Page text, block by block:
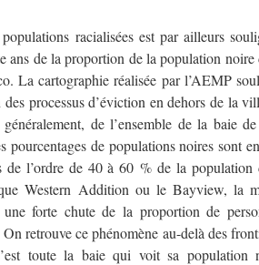
racialisées est par ailleurs
ans de la proportion de la population noire
La cartographie réalisée par l’AEMP
processus d’éviction en dehors de la
de l’ensemble de la baie
pourcentages de populations noires sont
de l’ordre de 40 à 60 % de la population
Western Addition ou le Bayview, la
forte chute de la proportion de
retrouve ce phénomène au-delà des
toute la baie qui voit sa population